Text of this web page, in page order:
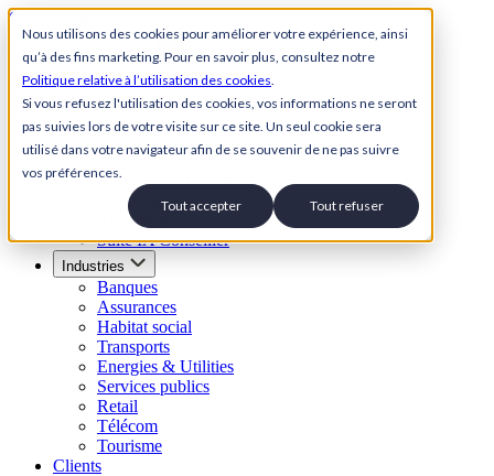
Nous utilisons des cookies pour améliorer votre expérience, ainsi
qu’à des fins marketing. Pour en savoir plus, consultez notre
Politique relative à l’utilisation des cookies.
Si vous refusez l'utilisation des cookies, vos informations ne seront
pas suivies lors de votre visite sur ce site. Un seul cookie sera
utilisé dans votre navigateur afin de se souvenir de ne pas suivre
vos préférences.
Tout accepter Tout refuser
Skip to content
Back to Homepage
Open menu
Suite Relation Client IA
Agent conversationnel IA
Agent IA vocal
SVI Visuel
Suite IA Conseiller
Industries
Banques
Assurances
Habitat social
Transports
Energies & Utilities
Services publics
Retail
Télécom
Tourisme
Clients